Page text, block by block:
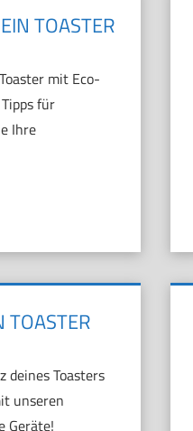
TOASTER
mit Eco-
für
Ihre
TOASTER
deines Toasters
unseren
Geräte!